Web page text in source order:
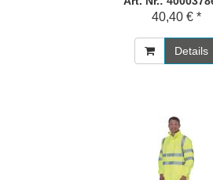
40,40 € *
Details